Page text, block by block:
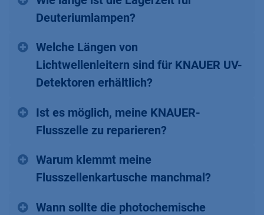
Deuteriumlampen?
Welche Längen von
Lichtwellenleitern sind für KNAUER UV-
Detektoren erhältlich?
Ist es möglich, meine KNAUER-
Flusszelle zu reparieren?
Warum klemmt meine
Flusszellenkartusche manchmal?
Wann sollte die photochemische